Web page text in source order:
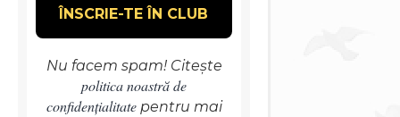
Nu facem spam! Citește
politica noastră de
confidențialitatepentru mai